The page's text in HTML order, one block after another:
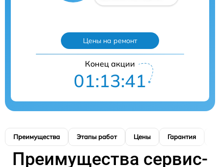
Цены на ремонт
Конец акции
01:13:40
Преимущества Этапы работ Цены Гарантия
Преимущества сервис-